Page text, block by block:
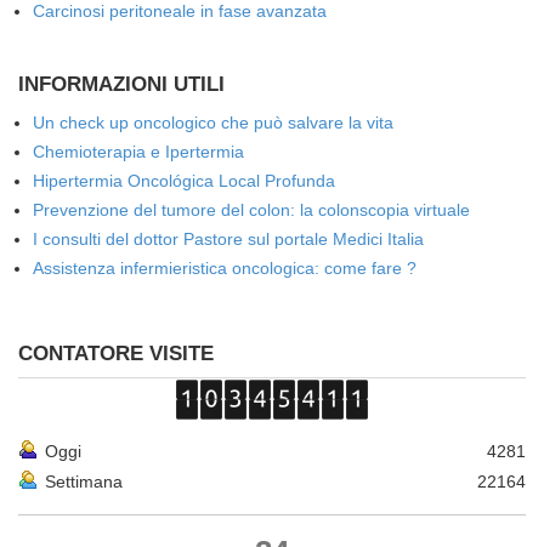
Carcinosi peritoneale in fase avanzata
INFORMAZIONI UTILI
Un check up oncologico che può salvare la vita
Chemioterapia e Ipertermia
Hipertermia Oncológica Local Profunda
Prevenzione del tumore del colon: la colonscopia virtuale
I consulti del dottor Pastore sul portale Medici Italia
Assistenza infermieristica oncologica: come fare ?
CONTATORE VISITE
Oggi
4281
Settimana
22164